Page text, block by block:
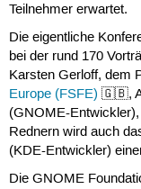
Teilnehmer erwartet.
Die eigentliche
bei der rund 170
Karsten Gerloff, dem
Europe (FSFE) 🇬🇧,
(GNOME-
Rednern wird auch
(KDE-Entwickler)
Die GNOME